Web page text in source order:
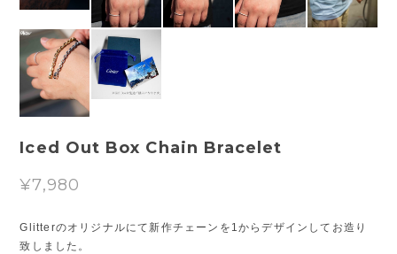
Iced Out Box Chain Bracelet
¥7,980
Glitterのオリジナルにて新作チェーンを1からデザインしてお造り
致しました。